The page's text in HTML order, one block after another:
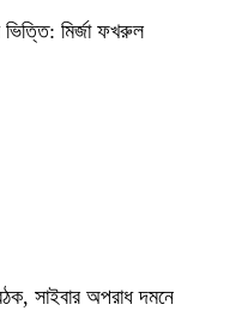
মির্জা ফখরুল
সাইবার অপরাধ দমনে